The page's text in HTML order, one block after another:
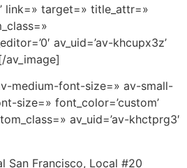
link=» target=» title_attr=»
av_uid=’av-khcupx3z’
av_image]
medium-font-size=» av-small-
size=» font_color=’custom’
av_uid=’av-khctprg3′
San Francisco, Local #20